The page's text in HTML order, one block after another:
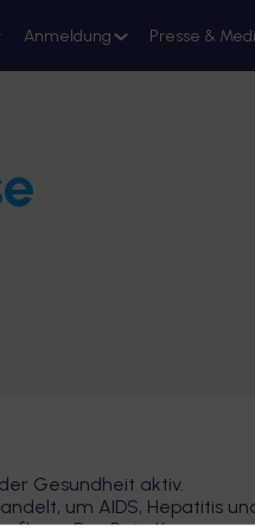
Anmeldung Presse &
Gesundheit aktiv.
um AIDS, Hepatitis